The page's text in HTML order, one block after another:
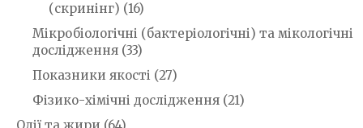
(скринінг) (16)
Мікробіологічні (бактеріологічні) та мікологічні
дослідження (33)
Показники якості (27)
Фізико-хімічні дослідження (21)